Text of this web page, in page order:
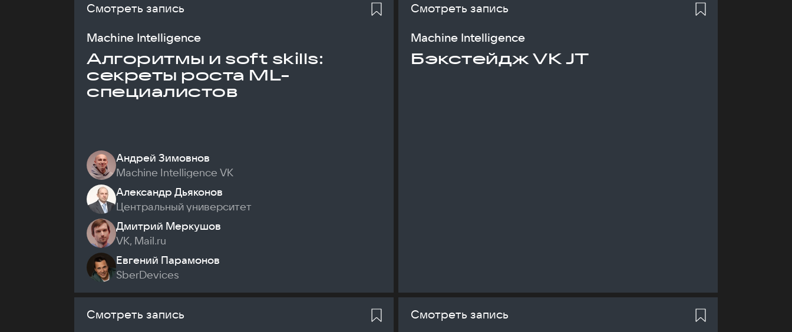
Смотреть запись
Machine Intelligence
Алгоритмы и soft skills:
секреты роста ML-
специалистов
Андрей Зимовнов
Machine Intelligence VK
Александр Дьяконов
Центральный университет
Дмитрий Меркушов
VK, Mail.ru
Евгений Парамонов
SberDevices
Смотреть запись
Machine Intelligence
Бэкстейдж VK JT
Смотреть запись
Смотреть запись